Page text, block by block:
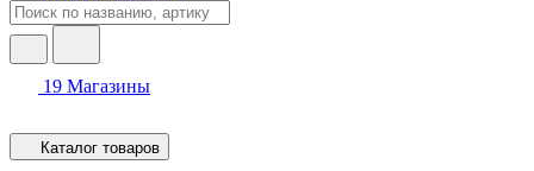
19 Магазины
Каталог товаров